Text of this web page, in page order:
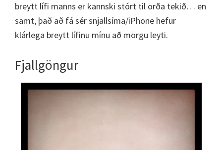
breytt lífi manns er kannski stórt til orða tekið… en
samt, það að fá sér snjallsíma/iPhone hefur
klárlega breytt lífinu mínu að mörgu leyti.
Fjallgöngur